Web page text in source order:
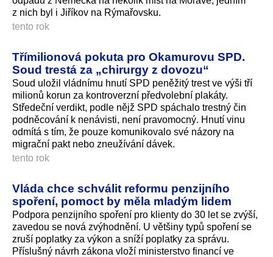
z nich byl i Jiříkov na Rýmařovsku.
tento rok
Třímilionová pokuta pro Okamurovu SPD.
Soud trestá za „chirurgy z dovozu“
Soud uložil vládnímu hnutí SPD peněžitý trest ve výši tří
milionů korun za kontroverzní předvolební plakáty.
Středeční verdikt, podle nějž SPD spáchalo trestný čin
podněcování k nenávisti, není pravomocný. Hnutí vinu
odmítá s tím, že pouze komunikovalo své názory na
migrační pakt nebo zneužívání dávek.
tento rok
Vláda chce schválit reformu penzijního
spoření, pomoct by měla mladým lidem
Podpora penzijního spoření pro klienty do 30 let se zvýší,
zavedou se nová zvýhodnění. U většiny typů spoření se
zruší poplatky za výkon a sníží poplatky za správu.
Příslušný návrh zákona vloží ministerstvo financí ve